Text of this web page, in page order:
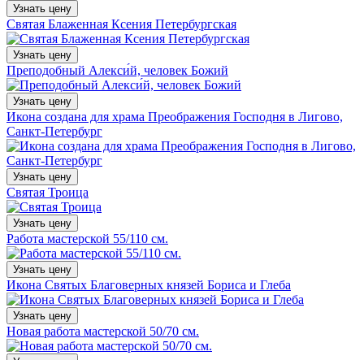
Узнать цену
Святая Блаженная Ксения Петербургская
Узнать цену
Преподобный Алекси́й, человек Божий
Узнать цену
Икона создана для храма Преображения Господня в Лигово,
Санкт-Петербург
Узнать цену
Святая Троица
Узнать цену
Работа мастерской 55/110 см.
Узнать цену
Икона Святых Благоверных князей Бориса и Глеба
Узнать цену
Новая работа мастерской 50/70 см.